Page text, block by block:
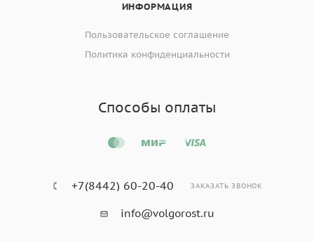
ИНФОРМАЦИЯ
Пользовательское соглашение
Политика конфиденциальности
Способы оплаты
+7(8442) 60-20-40 ЗАКАЗАТЬ ЗВОНОК
info@volgorost.ru